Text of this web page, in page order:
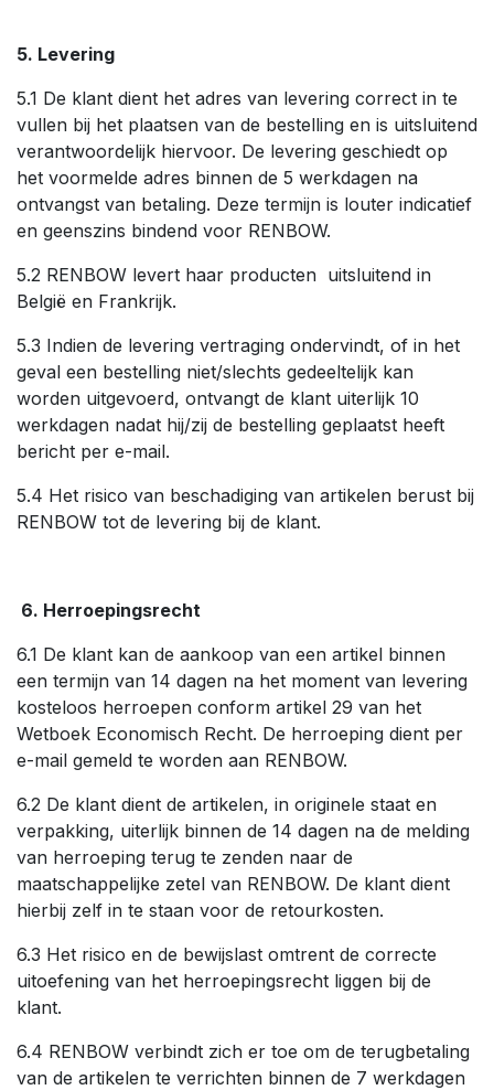
5. Levering
5.1 De klant dient het adres van levering correct in te
vullen bij het plaatsen van de bestelling en is uitsluitend
verantwoordelijk hiervoor. De levering geschiedt op
het voormelde adres binnen de 5 werkdagen na
ontvangst van betaling. Deze termijn is louter indicatief
en geenszins bindend voor RENBOW.
5.2 RENBOW levert haar producten uitsluitend in
België en Frankrijk.
5.3 Indien de levering vertraging ondervindt, of in het
geval een bestelling niet/slechts gedeeltelijk kan
worden uitgevoerd, ontvangt de klant uiterlijk 10
werkdagen nadat hij/zij de bestelling geplaatst heeft
bericht per e-mail.
5.4 Het risico van beschadiging van artikelen berust bij
RENBOW tot de levering bij de klant.
6. Herroepingsrecht
6.1 De klant kan de aankoop van een artikel binnen
een termijn van 14 dagen na het moment van levering
kosteloos herroepen conform artikel 29 van het
Wetboek Economisch Recht. De herroeping dient per
e-mail gemeld te worden aan RENBOW.
6.2 De klant dient de artikelen, in originele staat en
verpakking, uiterlijk binnen de 14 dagen na de melding
van herroeping terug te zenden naar de
maatschappelijke zetel van RENBOW. De klant dient
hierbij zelf in te staan voor de retourkosten.
6.3 Het risico en de bewijslast omtrent de correcte
uitoefening van het herroepingsrecht liggen bij de
klant.
6.4 RENBOW verbindt zich er toe om de terugbetaling
van de artikelen te verrichten binnen de 7 werkdagen